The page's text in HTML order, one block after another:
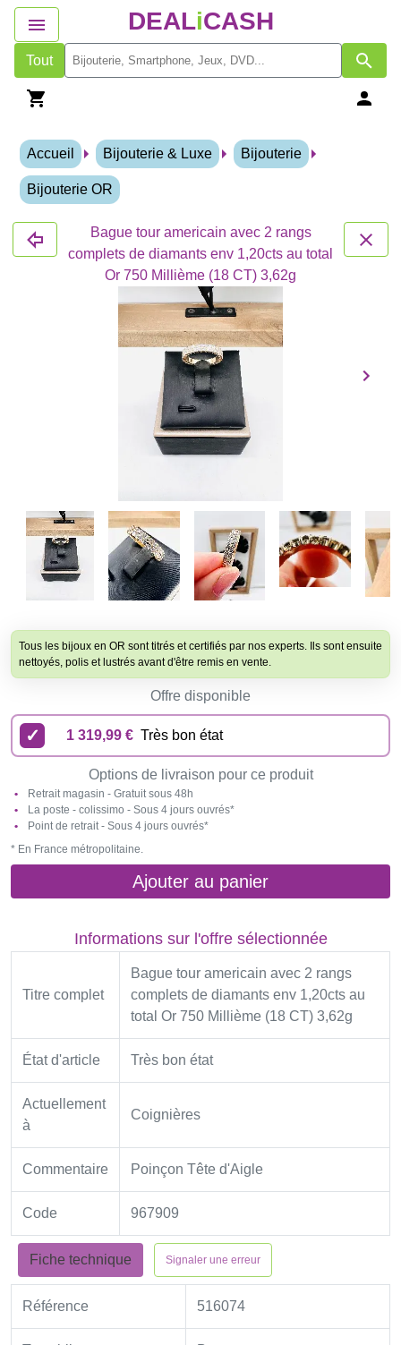
DEALiCASH
Tout
Accueil Bijouterie & Luxe Bijouterie
Bijouterie OR
Bague tour americain avec 2 rangs
complets de diamants env 1,20cts au total
Or 750 Millième (18 CT) 3,62g
Tous les bijoux en OR sont titrés et certifiés par nos experts. Ils sont ensuite
nettoyés, polis et lustrés avant d'être remis en vente.
Offre disponible
1 319,99 € Très bon état
Options de livraison pour ce produit
Retrait magasin - Gratuit sous 48h
La poste - colissimo - Sous 4 jours ouvrés*
Point de retrait - Sous 4 jours ouvrés*
* En France métropolitaine.
Ajouter au panier
Informations sur l'offre sélectionnée
Titre complet
Bague tour americain avec 2 rangs
complets de diamants env 1,20cts au
total Or 750 Millième (18 CT) 3,62g
État d'article Très bon état
Actuellement
à
Coignières
Commentaire Poinçon Tête d'Aigle
Code 967909
Fiche technique Signaler une erreur
Référence 516074